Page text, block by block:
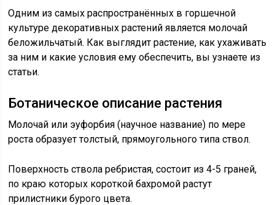
Одним из самых распространённых в горшечной
культуре декоративных растений является молочай
беложильчатый. Как выглядит растение, как ухаживать
за ним и какие условия ему обеспечить, вы узнаете из
статьи.
Ботаническое описание растения
Молочай или эуфорбия (научное название) по мере
роста образует толстый, прямоугольного типа ствол.
Поверхность ствола ребристая, состоит из 4-5 граней,
по краю которых короткой бахромой растут
прилистники бурого цвета.